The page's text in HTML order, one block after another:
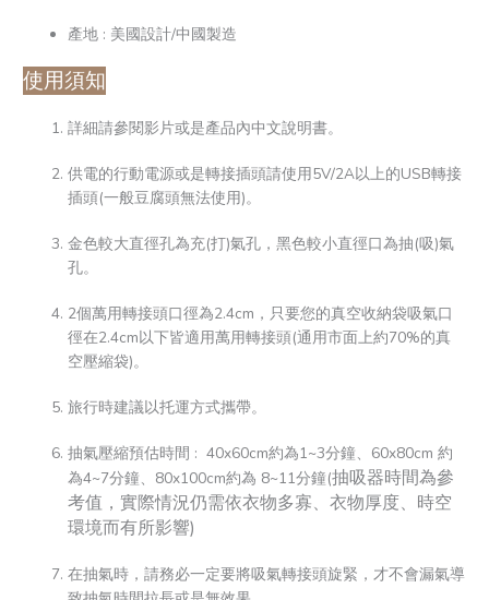
產地 : 美國設計/中國製造
使用須知
詳細請參閱影片或是產品內中文說明書。
供電的行動電源或是轉接插頭請使用5V/2A以上的USB轉接
插頭(一般豆腐頭無法使用)。
金色較大直徑孔為充(打)氣孔，黑色較小直徑口為抽(吸)氣
孔。
2個萬用轉接頭口徑為2.4cm，只要您的真空收納袋吸氣口
徑在2.4cm以下皆適用萬用轉接頭(通用市面上約70%的真
空壓縮袋)。
旅行時建議以托運方式攜帶。
抽氣壓縮預估時間 : 40x60cm約為1~3分鐘、60x80cm 約
為4~7分鐘、80x100cm約為 8~11分鐘(抽吸器時間為參
考值，實際情況仍需依衣物多寡、衣物厚度、時空
環境而有所影響)
在抽氣時，請務必一定要將吸氣轉接頭旋緊，才不會漏氣導